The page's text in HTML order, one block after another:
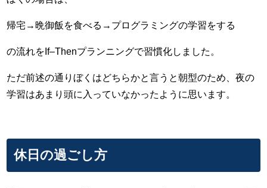
帰宅→晩御飯を食べる→プログラミングの学習をする
の流れをIf–Thenプランニングで習慣化しました。
ただ前述の通りぼくはどちらかと言うと朝型のため、夜の
学習はあまり頭に入っていなかったように思います。
休日の過ごし方